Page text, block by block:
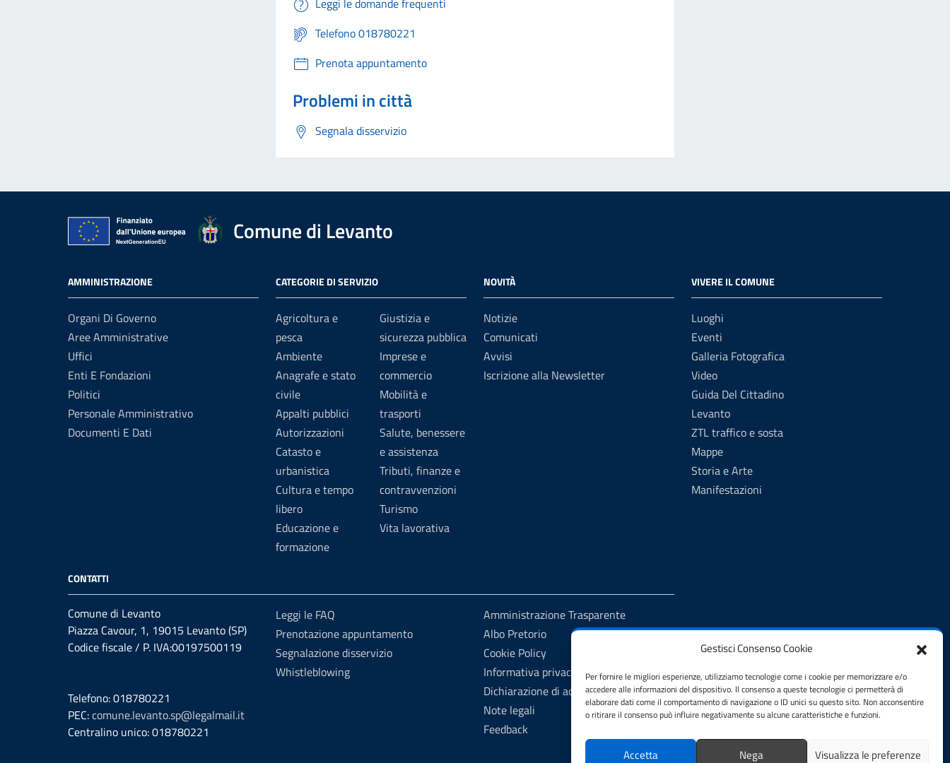
Gestisci Consenso Cookie
Per fornire le migliori esperienze, utilizziamo tecnologie come i cookie per memorizzare e/o
accedere alle informazioni del dispositivo. Il consenso a queste tecnologie ci permetterà di
elaborare dati come il comportamento di navigazione o ID unici su questo sito. Non acconsentire
o ritirare il consenso può influire negativamente su alcune caratteristiche e funzioni.
Accetta Nega Visualizza le preferenze
Leggi le domande frequenti
Telefono 018780221
Prenota appuntamento
Problemi in città
Segnala disservizio
Comune di Levanto
AMMINISTRAZIONE
Organi Di Governo
Aree Amministrative
Uffici
Enti E Fondazioni
Politici
Personale Amministrativo
Documenti E Dati
CATEGORIE DI SERVIZIO
Agricoltura e
pesca
Ambiente
Anagrafe e stato
civile
Appalti pubblici
Autorizzazioni
Catasto e
urbanistica
Cultura e tempo
libero
Educazione e
formazione
Giustizia e
sicurezza pubblica
Imprese e
commercio
Mobilità e
trasporti
Salute, benessere
e assistenza
Tributi, finanze e
contravvenzioni
Turismo
Vita lavorativa
NOVITÀ
Notizie
Comunicati
Avvisi
Iscrizione alla Newsletter
VIVERE IL COMUNE
Luoghi
Eventi
Galleria Fotografica
Video
Guida Del Cittadino
Levanto
ZTL traffico e sosta
Mappe
Storia e Arte
Manifestazioni
CONTATTI
Comune di Levanto
Piazza Cavour, 1, 19015 Levanto (SP)
Codice fiscale / P. IVA:00197500119
Telefono: 018780221
PEC:comune.levanto.sp@legalmail.it
Centralino unico: 018780221
Leggi le FAQ
Prenotazione appuntamento
Segnalazione disservizio
Whistleblowing
Amministrazione Trasparente
Albo Pretorio
Cookie Policy
Informativa privacy
Dichiarazione di accessibilità
Note legali
Feedback